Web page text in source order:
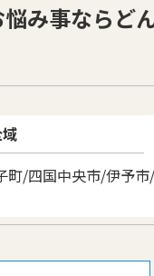
み事ならど
町/四国中央市/伊予